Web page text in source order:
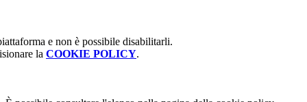
e non è possibile disabilitarli.
la COOKIE POLICY.